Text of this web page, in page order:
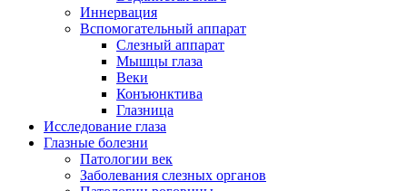
Иннервация
Вспомогательный аппарат
Слезный аппарат
Мышцы глаза
Веки
Конъюнктива
Глазница
Исследование глаза
Глазные болезни
Патологии век
Заболевания слезных органов